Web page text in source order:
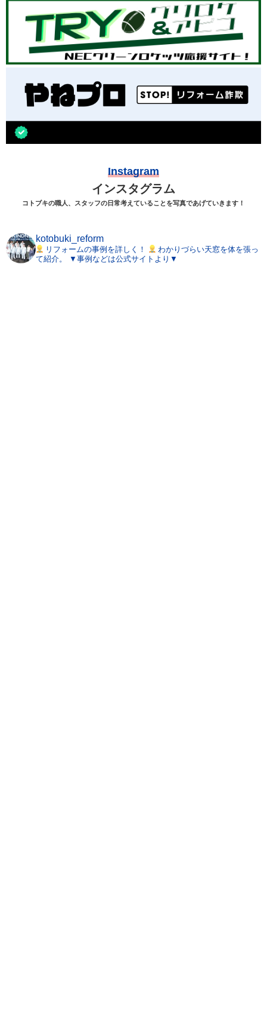
Instagram
インスタグラム
コトブキの職人、スタッフの日常考えていることを写真であげていきます！
kotobuki_reform
リフォームの事例を詳しく！
わかりづらい天窓を体を張っ
て紹介。
▼事例などは公式サイトより▼